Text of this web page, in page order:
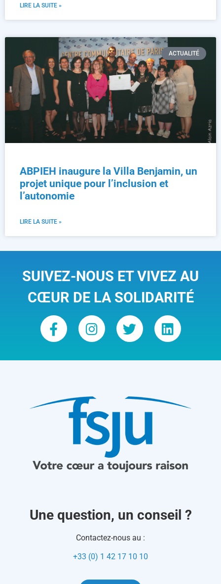
LIRE LA SUITE »
ACTUALITÉ
ABPIEH inaugure la Villa Benjamin, un
projet unique pour l’inclusion et
l’autonomie
LIRE LA SUITE »
SUIVEZ-NOUS ET VIVEZ AU
CŒUR DE LA SOLIDARITÉ
Une question, un conseil ?
Contactez-nous au :
+33 (0) 1 42 17 10 10